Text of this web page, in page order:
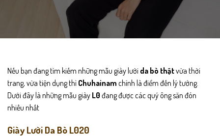
Nếu bạn đang tìm kiếm những mẫu giày lười da bò thậtvừa thời
trang, vừa tiện dụng thì Chuhainam chính là điểm đến lý tưởng.
Dưới đây là những mẫu giày L0 đang được các quý ông săn đón
nhiều nhất
Giày Lười Da Bò L020